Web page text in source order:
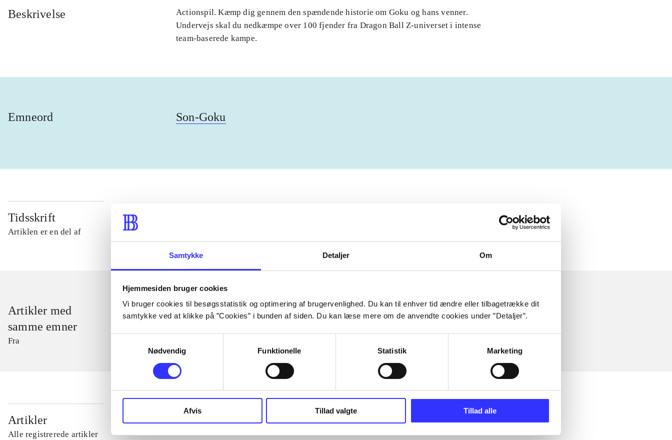
Samtykke Detaljer Om
Hjemmesiden bruger cookies
Vi bruger cookies til besøgsstatistik og optimering af brugervenlighed. Du kan til enhver tid ændre eller tilbagetrække dit
samtykke ved at klikke på ”Cookies” i bunden af siden. Du kan læse mere om de anvendte cookies under ”Detaljer”.
Nødvendig
Funktionelle Statistik Marketing
Afvis Tillad valgte Tillad alle
Beskrivelse
Actionspil. Kæmp dig gennem den spændende historie om Goku og hans venner.
Undervejs skal du nedkæmpe over 100 fjender fra Dragon Ball Z-universet i intense
team-baserede kampe.
Emneord Son-Goku
Tidsskrift
Artiklen er en del af
Artikler med
samme emner
Fra
Artikler
Alle registrerede artikler